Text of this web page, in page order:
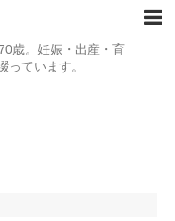
歳。妊娠・出産・育
っています。